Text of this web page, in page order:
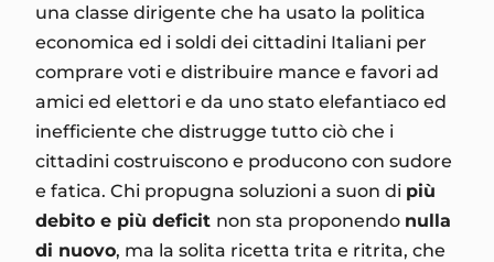
una classe dirigente che ha usato la politica
economica ed i soldi dei cittadini Italiani per
comprare voti e distribuire mance e favori ad
amici ed elettori e da uno stato elefantiaco ed
inefficiente che distrugge tutto ciò che i
cittadini costruiscono e producono con sudore
e fatica. Chi propugna soluzioni a suon di più
debito e più deficit non sta proponendo nulla
di nuovo, ma la solita ricetta trita e ritrita, che